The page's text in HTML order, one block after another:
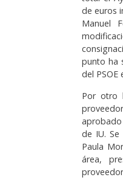
de euros
Manuel
punto ha
del PSOE
Por otro
de IU.
Paula
área,